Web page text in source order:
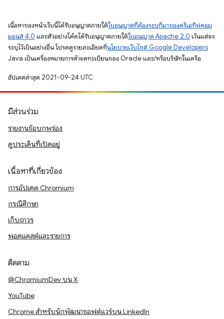
เนื้อหาของหน้าเว็บนี้ได้รับอนุญาตภายใต้ใบอนุญาตที่ต้องระบุที่มาของครีเอทีฟคอม
มอนส์ 4.0 และตัวอย่างโค้ดได้รับอนุญาตภายใต้ใบอนุญาต Apache 2.0 เว้นแต่จะ
ระบุไว้เป็นอย่างอื่น โปรดดูรายละเอียดที่นโยบายเว็บไซต์ Google Developers
Java เป็นเครื่องหมายการค้าจดทะเบียนของ Oracle และ/หรือบริษัทในเครือ
อัปเดตล่าสุด 2021-09-24 UTC
มีส่วนร่วม
รายงานข้อบกพร่อง
ดูประเด็นที่เปิดอยู่
เนื้อหาที่เกี่ยวข้อง
การอัปเดต Chromium
กรณีศึกษา
เก็บถาวร
พอดแคสต์และรายการ
ติดตาม
@ChromiumDev บน X
YouTube
Chrome สำหรับนักพัฒนาซอฟต์แวร์บน LinkedIn